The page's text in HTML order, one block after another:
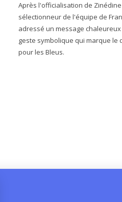
Après l'officialisation de
sélectionneur de l'équipe de
adressé un message
geste symbolique qui marque
pour les Bleus.